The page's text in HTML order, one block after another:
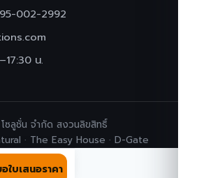
002-2992
น.
ลูชั่น จำกัด สงวนลิขสิทธิ์
· The Easy House · D-Gate
ใบเสนอราคา